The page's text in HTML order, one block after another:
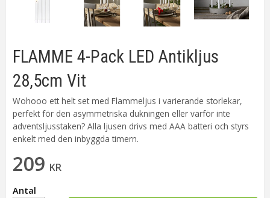
FLAMME 4-Pack LED Antikljus
28,5cm Vit
Wohooo ett helt set med Flammeljus i varierande storlekar,
perfekt för den asymmetriska dukningen eller varför inte
adventsljusstaken? Alla ljusen drivs med AAA batteri och styrs
enkelt med den inbyggda timern.
209 KR
Antal